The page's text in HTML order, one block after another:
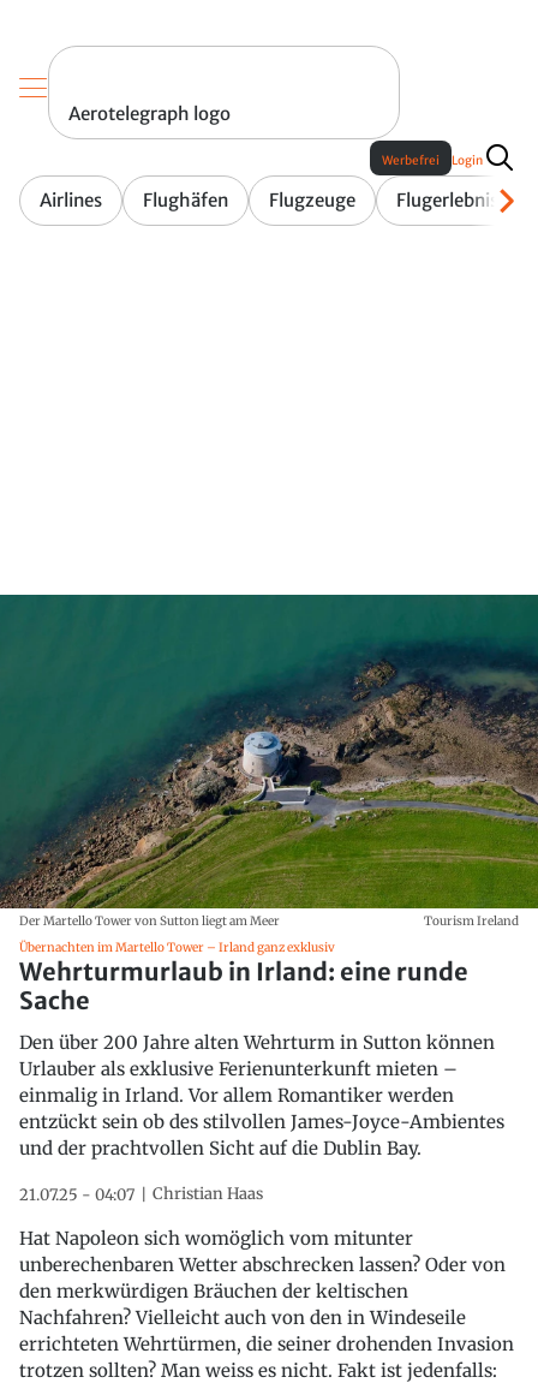
Aerotelegraph logo
Airlines Flughäfen Flugzeuge Flugerlebnis
Werbefrei Login
Der Martello Tower von Sutton liegt am Meer
Tourism Ireland
Übernachten im Martello Tower – Irland ganz exklusiv
Wehrturmurlaub in Irland: eine runde
Sache
Den über 200 Jahre alten Wehrturm in Sutton können
Urlauber als exklusive Ferienunterkunft mieten –
einmalig in Irland. Vor allem Romantiker werden
entzückt sein ob des stilvollen James-Joyce-Ambientes
und der prachtvollen Sicht auf die Dublin Bay.
21.07.25 - 04:07 Christian Haas
Hat Napoleon sich womöglich vom mitunter
unberechenbaren Wetter abschrecken lassen? Oder von
den merkwürdigen Bräuchen der keltischen
Nachfahren? Vielleicht auch von den in Windeseile
errichteten Wehrtürmen, die seiner drohenden Invasion
trotzen sollten? Man weiss es nicht. Fakt ist jedenfalls: